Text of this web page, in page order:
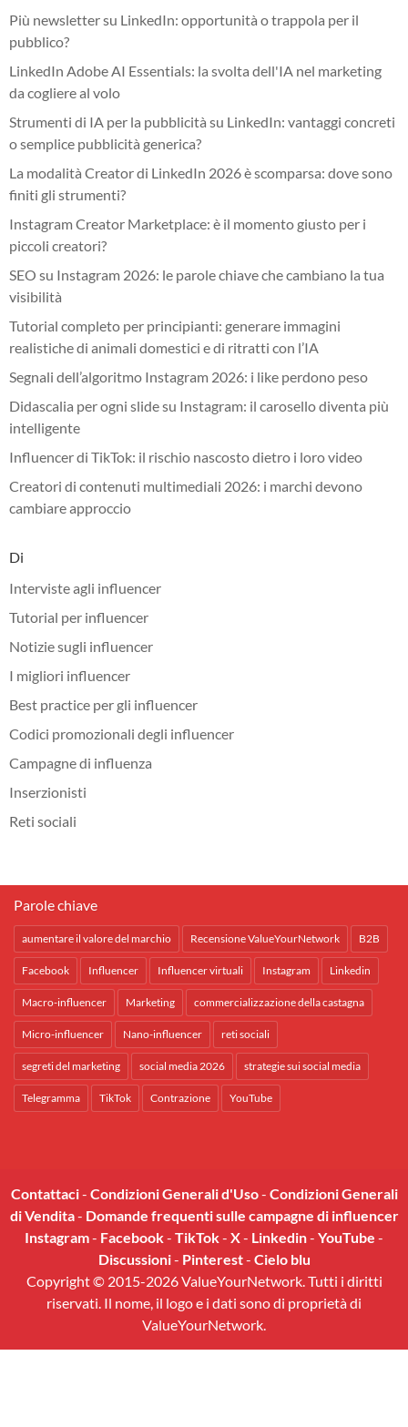
Più newsletter su LinkedIn: opportunità o trappola per il
pubblico?
LinkedIn Adobe AI Essentials: la svolta dell'IA nel marketing
da cogliere al volo
Strumenti di IA per la pubblicità su LinkedIn: vantaggi concreti
o semplice pubblicità generica?
La modalità Creator di LinkedIn 2026 è scomparsa: dove sono
finiti gli strumenti?
Instagram Creator Marketplace: è il momento giusto per i
piccoli creatori?
SEO su Instagram 2026: le parole chiave che cambiano la tua
visibilità
Tutorial completo per principianti: generare immagini
realistiche di animali domestici e di ritratti con l’IA
Segnali dell’algoritmo Instagram 2026: i like perdono peso
Didascalia per ogni slide su Instagram: il carosello diventa più
intelligente
Influencer di TikTok: il rischio nascosto dietro i loro video
Creatori di contenuti multimediali 2026: i marchi devono
cambiare approccio
Di
Interviste agli influencer
Tutorial per influencer
Notizie sugli influencer
I migliori influencer
Best practice per gli influencer
Codici promozionali degli influencer
Campagne di influenza
Inserzionisti
Reti sociali
Parole chiave
aumentare il valore del marchio Recensione ValueYourNetwork B2B
Facebook Influencer Influencer virtuali Instagram Linkedin
Macro-influencer Marketing commercializzazione della castagna
Micro-influencer Nano-influencer reti sociali
segreti del marketing social media 2026 strategie sui social media
Telegramma TikTok Contrazione YouTube
Contattaci- Condizioni Generali d'Uso- Condizioni Generali
di Vendita- Domande frequenti sulle campagne di influencer
Instagram- Facebook- TikTok- X- Linkedin- YouTube -
Discussioni- Pinterest- Cielo blu
Copyright © 2015-2026 ValueYourNetwork. Tutti i diritti
riservati. Il nome, il logo e i dati sono di proprietà di
ValueYourNetwork.